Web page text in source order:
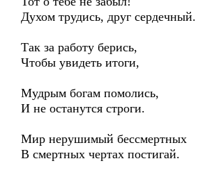
Духом трудись, друг сердечный.
Так за работу берись,
Чтобы увидеть итоги,
Мудрым богам помолись,
И не останутся строги.
Мир нерушимый бессмертных
В смертных чертах постигай.